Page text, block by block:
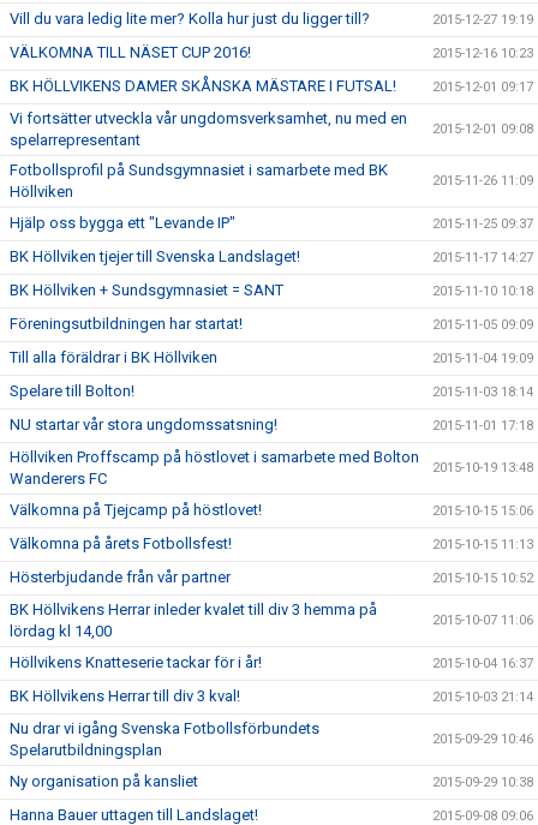
Vill du vara ledig lite mer? Kolla hur just du ligger till? 2015-12-27 19:19
VÄLKOMNA TILL NÄSET CUP 2016! 2015-12-16 10:23
BK HÖLLVIKENS DAMER SKÅNSKA MÄSTARE I FUTSAL! 2015-12-01 09:17
Vi fortsätter utveckla vår ungdomsverksamhet, nu med en
spelarrepresentant
2015-12-01 09:08
Fotbollsprofil på Sundsgymnasiet i samarbete med BK
Höllviken
2015-11-26 11:09
Hjälp oss bygga ett "Levande IP" 2015-11-25 09:37
BK Höllviken tjejer till Svenska Landslaget! 2015-11-17 14:27
BK Höllviken + Sundsgymnasiet = SANT 2015-11-10 10:18
Föreningsutbildningen har startat! 2015-11-05 09:09
Till alla föräldrar i BK Höllviken 2015-11-04 19:09
Spelare till Bolton! 2015-11-03 18:14
NU startar vår stora ungdomssatsning! 2015-11-01 17:18
Höllviken Proffscamp på höstlovet i samarbete med Bolton
Wanderers FC
2015-10-19 13:48
Välkomna på Tjejcamp på höstlovet! 2015-10-15 15:06
Välkomna på årets Fotbollsfest! 2015-10-15 11:13
Hösterbjudande från vår partner 2015-10-15 10:52
BK Höllvikens Herrar inleder kvalet till div 3 hemma på
lördag kl 14,00
2015-10-07 11:06
Höllvikens Knatteserie tackar för i år! 2015-10-04 16:37
BK Höllvikens Herrar till div 3 kval! 2015-10-03 21:14
Nu drar vi igång Svenska Fotbollsförbundets
Spelarutbildningsplan
2015-09-29 10:46
Ny organisation på kansliet 2015-09-29 10:38
Hanna Bauer uttagen till Landslaget! 2015-09-08 09:06